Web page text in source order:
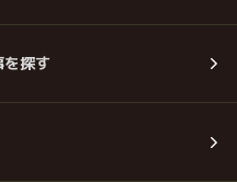
探す